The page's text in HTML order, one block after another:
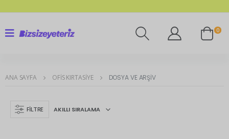
0
ANA SAYFA OFIS KIRTASIYE DOSYA VE ARŞIV
FILTRE